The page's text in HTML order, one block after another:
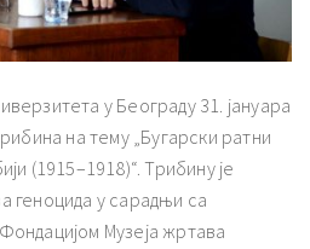
у Београду 31. јануара
на тему „Бугарски ратни
(1915–1918)“. Трибину је
геноцида у сарадњи са
Музеја жртава